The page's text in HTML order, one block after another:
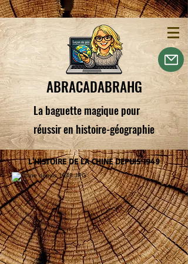
ABRACADABRAHG
La baguette magique pour
réussir en histoire-géographie
L'HISTOIRE DE LA CHINE DEPUIS 1949